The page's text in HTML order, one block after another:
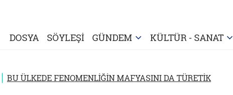
DOSYA SÖYLEŞİ GÜNDEM KÜLTÜR - SANAT
BU ÜLKEDE FENOMENLİĞİN MAFYASINI DA TÜRETİK